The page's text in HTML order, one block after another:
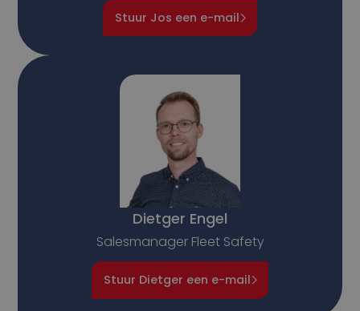
Stuur Jos een e-mail
Dietger Engel
Salesmanager Fleet Safety
Stuur Dietger een e-mail